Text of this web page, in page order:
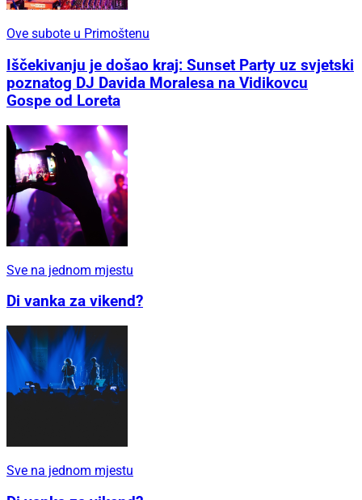
Ove subote u Primoštenu
Iščekivanju je došao kraj: Sunset Party uz svjetski
poznatog DJ Davida Moralesa na Vidikovcu
Gospe od Loreta
Sve na jednom mjestu
Di vanka za vikend?
Sve na jednom mjestu